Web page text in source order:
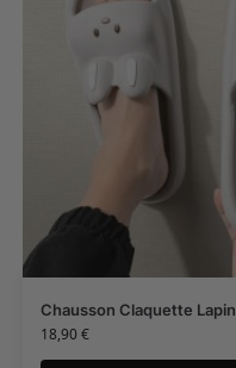
Chausson Claquette Lapin
18,90€